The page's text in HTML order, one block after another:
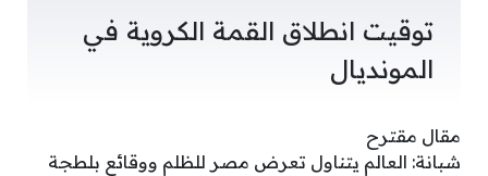
توقيت انطلاق القمة الكروية في
المونديال
مقال مقترح
شبانة: العالم يتناول تعرض مصر للظلم ووقائع بلطجة